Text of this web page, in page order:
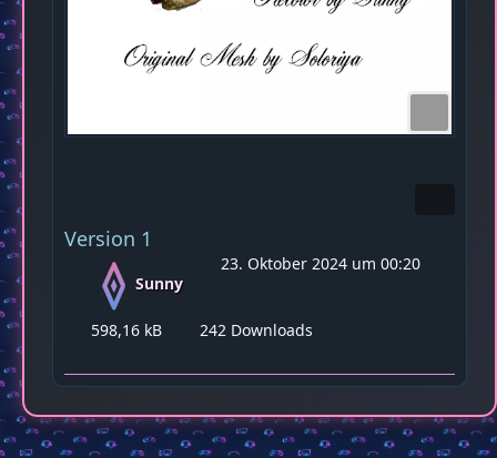
Version 1
Sunny
23. Oktober 2024 um 00:20
598,16 kB 242 Downloads